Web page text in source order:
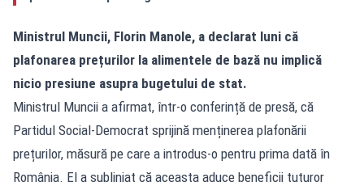
Ministrul Muncii, Florin Manole, a declarat luni că
plafonarea prețurilor la alimentele de bază nu implică
nicio presiune asupra bugetului de stat.
Ministrul Muncii a afirmat, într-o conferință de presă, că
Partidul Social-Democrat sprijină menținerea plafonării
prețurilor, măsură pe care a introdus-o pentru prima dată în
România. El a subliniat că aceasta aduce beneficii tuturor